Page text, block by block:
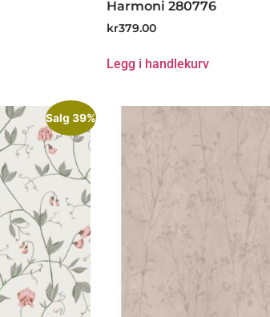
Harmoni 280776
kr379.00
Legg i handlekurv
Salg 39%